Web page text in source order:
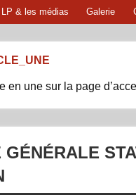
LP & les médias Galerie
en une sur la page